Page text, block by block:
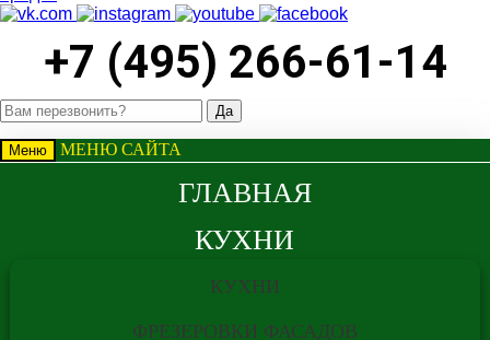
+7 (495) 266-61-14
Меню МЕНЮ САЙТА
ГЛАВНАЯ
КУХНИ
КУХНИ
ФРЕЗЕРОВКИ ФАСАДОВ
ВНИМАНИЕ